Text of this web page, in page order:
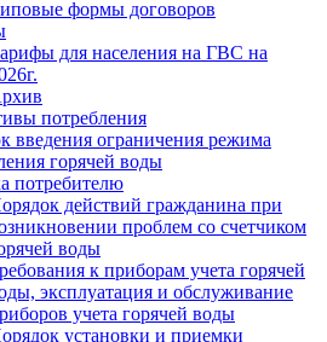
формы договоров
для населения на ГВС на
потребления
введения ограничения режима
горячей воды
потребителю
действий гражданина при
проблем со счетчиком
воды
к приборам учета горячей
эксплуатация и обслуживание
учета горячей воды
установки и приемки